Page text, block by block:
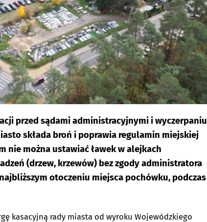
przed sądami administracyjnymi i wyczerpaniu
składa broń i poprawia regulamin miejskiej
nie można ustawiać ławek w alejkach
(drzew, krzewów) bez zgody administratora
otoczeniu miejsca pochówku, podczas
kasacyjną rady miasta od wyroku Wojewódzkiego